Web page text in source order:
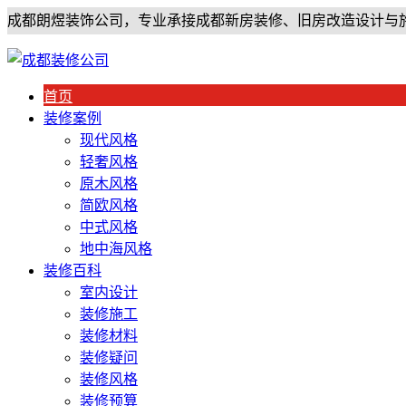
成都朗煜装饰公司，专业承接成都新房装修、旧房改造设计与
首页
装修案例
现代风格
轻奢风格
原木风格
简欧风格
中式风格
地中海风格
装修百科
室内设计
装修施工
装修材料
装修疑问
装修风格
装修预算